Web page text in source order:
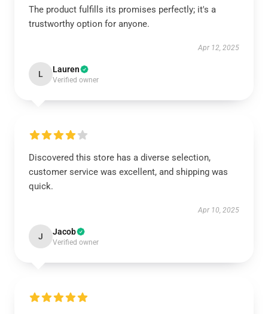
The product fulfills its promises perfectly; it's a
trustworthy option for anyone.
Apr 12, 2025
L Lauren
Verified owner
Discovered this store has a diverse selection,
customer service was excellent, and shipping was
quick.
Apr 10, 2025
J Jacob
Verified owner